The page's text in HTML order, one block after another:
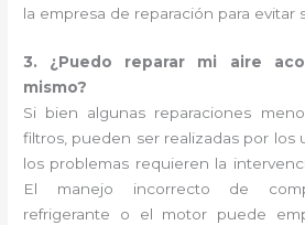
la empresa de reparación para evitar
3. ¿Puedo reparar mi aire
mismo?
Si bien algunas reparaciones
filtros, pueden ser realizadas por los
los problemas requieren la
El manejo incorrecto de
refrigerante o el motor puede